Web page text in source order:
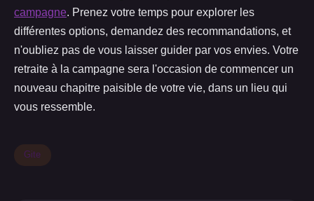
campagne. Prenez votre temps pour explorer les
différentes options, demandez des recommandations, et
n'oubliez pas de vous laisser guider par vos envies. Votre
retraite à la campagne sera l'occasion de commencer un
nouveau chapitre paisible de votre vie, dans un lieu qui
vous ressemble.
Gite